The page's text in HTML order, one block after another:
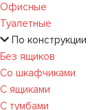
Офисные
Туалетные
По конструкции
Без ящиков
Со шкафчиками
С ящиками
С тумбами